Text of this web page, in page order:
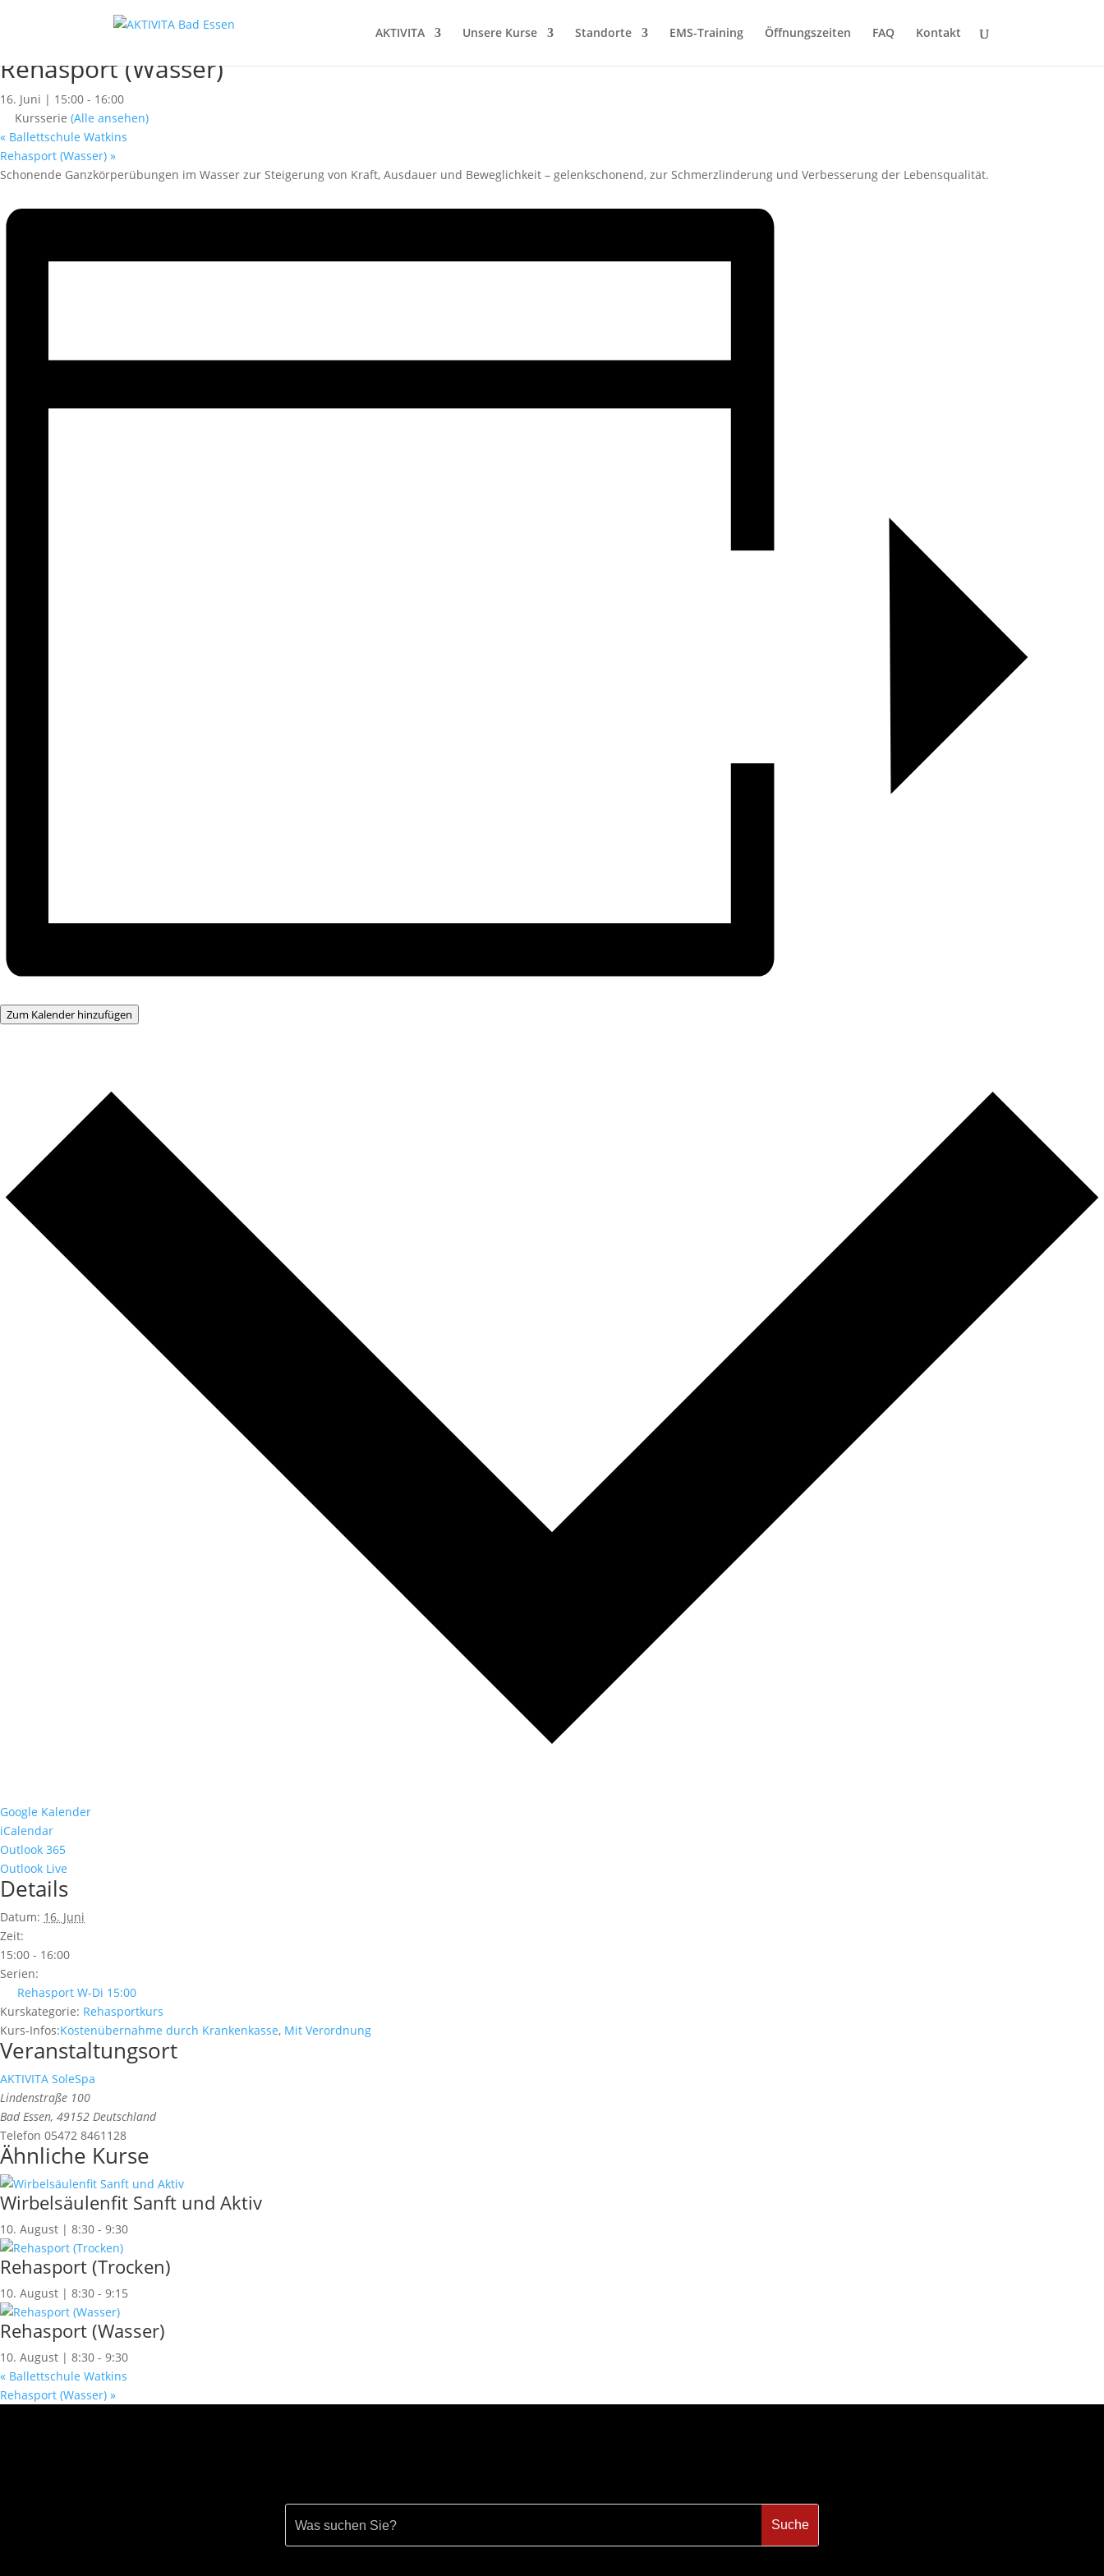
AKTIVITA Unsere Kurse Standorte EMS-Training Öffnungszeiten FAQ Kontakt
Rehasport (Wasser)
16. Juni | 15:00 - 16:00
Kursserie (Alle ansehen)
« Ballettschule Watkins
Rehasport (Wasser) »
Schonende Ganzkörperübungen im Wasser zur Steigerung von Kraft, Ausdauer und Beweglichkeit – gelenkschonend, zur Schmerzlinderung und Verbesserung der Lebensqualität.
Zum Kalender hinzufügen
Google Kalender
iCalendar
Outlook 365
Outlook Live
Details
Datum: 16. Juni
Zeit:
15:00 - 16:00
Serien:
Rehasport W-Di 15:00
Kurskategorie: Rehasportkurs
Kurs-Infos:Kostenübernahme durch Krankenkasse, Mit Verordnung
Veranstaltungsort
AKTIVITA SoleSpa
Lindenstraße 100
Bad Essen, 49152 Deutschland
Telefon 05472 8461128
Ähnliche Kurse
Wirbelsäulenfit Sanft und Aktiv
10. August | 8:30 - 9:30
Rehasport (Trocken)
10. August | 8:30 - 9:15
Rehasport (Wasser)
10. August | 8:30 - 9:30
« Ballettschule Watkins
Rehasport (Wasser) »